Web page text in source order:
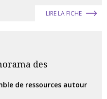
LIRE LA FICHE
des
de ressources autour